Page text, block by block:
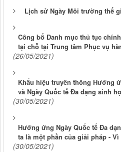
Lịch sử Ngày Môi trường thế
Công bố Danh mục thủ tục
tại chỗ tại Trung tâm Phục vụ
(26/05/2021)
Khẩu hiệu truyền thông Hưởng
và Ngày Quốc tế Đa dạng sinh
(30/05/2021)
Hưởng ứng Ngày Quốc tế Đa
ta là một phần của giải pháp -
(30/05/2021)